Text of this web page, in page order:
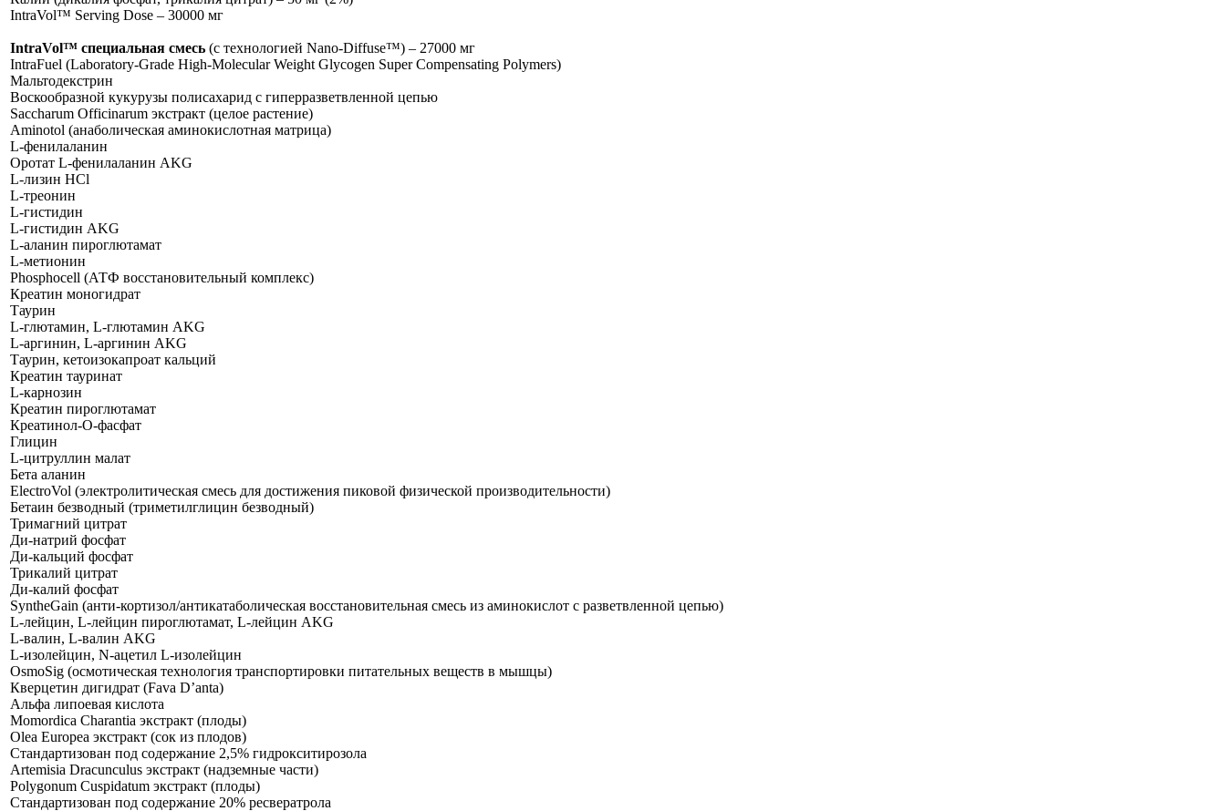
IntraVol™ Serving Dose – 30000 мг
IntraVol™ специальная смесь (с технологией Nano-Diffuse™) – 27000 мг
IntraFuel (Laboratory-Grade High-Molecular Weight Glycogen Super Compensating Polymers)
Мальтодекстрин
Воскообразной кукурузы полисахарид с гиперразветвленной цепью
Saccharum Officinarum экстракт (целое растение)
Aminotol (анаболическая аминокислотная матрица)
L-фенилаланин
Оротат L-фенилаланин AKG
L-лизин HCl
L-треонин
L-гистидин
L-гистидин AKG
L-аланин пироглютамат
L-метионин
Phosphocell (АТФ восстановительный комплекс)
Креатин моногидрат
Таурин
L-глютамин, L-глютамин AKG
L-аргинин, L-аргинин AKG
Таурин, кетоизокапроат кальций
Креатин тауринат
L-карнозин
Креатин пироглютамат
Креатинол-О-фасфат
Глицин
L-цитруллин малат
Бета аланин
ElectroVol (электролитическая смесь для достижения пиковой физической производительности)
Бетаин безводный (триметилглицин безводный)
Тримагний цитрат
Ди-натрий фосфат
Ди-кальций фосфат
Трикалий цитрат
Ди-калий фосфат
SyntheGain (анти-кортизол/антикатаболическая восстановительная смесь из аминокислот с разветвленной цепью)
L-лейцин, L-лейцин пироглютамат, L-лейцин AKG
L-валин, L-валин AKG
L-изолейцин, N-ацетил L-изолейцин
OsmoSig (осмотическая технология транспортировки питательных веществ в мышцы)
Кверцетин дигидрат (Fava D’anta)
Альфа липоевая кислота
Momordica Charantia экстракт (плоды)
Olea Europea экстракт (сок из плодов)
Стандартизован под содержание 2,5% гидрокситирозола
Artemisia Dracunculus экстракт (надземные части)
Polygonum Cuspidatum экстракт (плоды)
Стандартизован под содержание 20% ресвератрола